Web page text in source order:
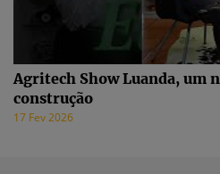
Agritech Show Luanda, um
construção
17 Fev 2026